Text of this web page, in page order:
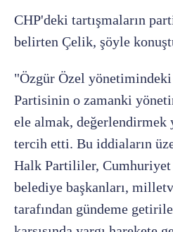
CHP'deki tartışmaların
belirten Çelik, şöyle
"Özgür Özel
Partisinin o zamanki
ele almak, değerlendirmek
tercih etti. Bu iddiaların
Halk Partililer,
belediye başkanları,
tarafından gündeme